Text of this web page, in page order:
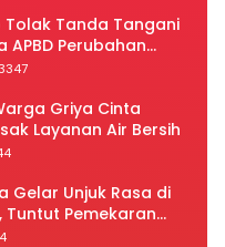
Tolak Tanda Tangani
APBD Perubahan
Griya Cinta
Layanan Air Bersih
Gelar Unjuk Rasa di
Pemekaran